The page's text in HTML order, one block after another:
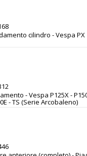
cilindro - Vespa PX
- Vespa P125X -
- TS (Serie Arcobaleno)